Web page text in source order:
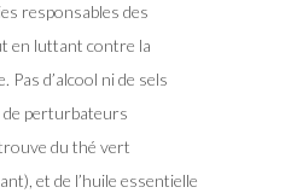
responsables des
en luttant contre la
d’alcool ni de sels
de perturbateurs
du thé vert
et de l’huile essentielle